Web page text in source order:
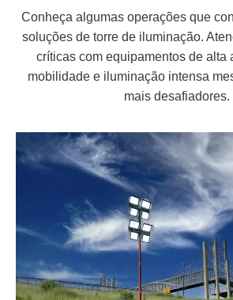
Conheça algumas operações que
soluções de torre de iluminação.
críticas com equipamentos de alta
mobilidade e iluminação intensa
mais desafiadores.